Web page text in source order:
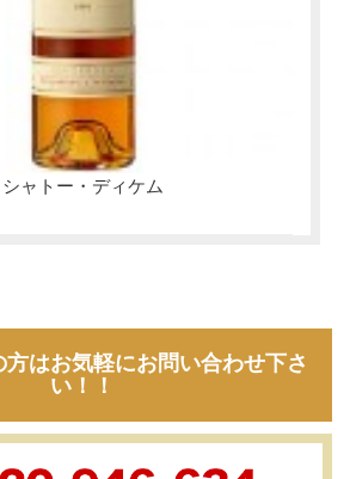
シャトー・ディケム
はお気軽にお問い合わせ下さ
い！！